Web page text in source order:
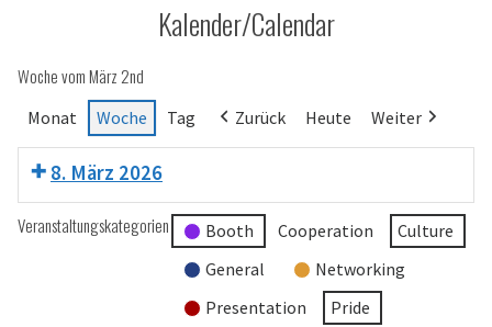
Kalender/Calendar
Woche vom März 2nd
Monat Woche Tag Zurück Heute Weiter
8. März 2026
Veranstaltungskategorien Booth Cooperation
Culture
General
Networking
Presentation
Pride